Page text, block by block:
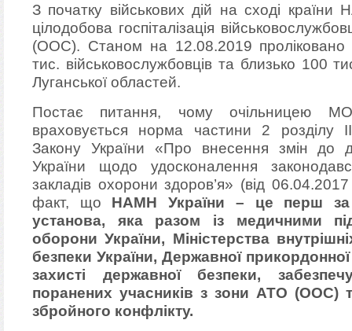
З початку військових дій на сході
цілодобова госпіталізація
(ООС). Станом на 12.08.2019 проліковано
тис. військовослужбовців та близько 100
Луганської областей.
Постає питання, чому очільницею
враховується норма частини 2 розділу
Закону України «Про внесення змін до
України щодо удосконалення
закладів охорони здоров’я» (від
факт, що НАМН України – це перш за
установа, яка разом із медичними
оборони України, Міністерства
безпеки України, Державної
захисті державної безпеки,
поранених учасників з зони АТО (ООС)
збройного конфлікту.